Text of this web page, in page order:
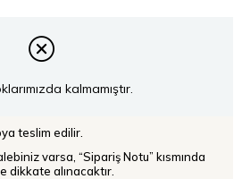
kalmamıştır.
teslim edilir.
varsa, “Sipariş Notu” kısmında
dikkate alınacaktır.